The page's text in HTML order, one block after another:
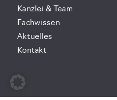
Kanzlei & Team
Fachwissen
Aktuelles
Kontakt